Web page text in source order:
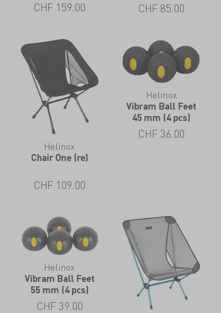
CHF 159.00 CHF 85.00
Helinox
Chair One (re)
CHF 109.00
Helinox
Vibram Ball Feet
45 mm (4 pcs)
CHF 36.00
Helinox
Vibram Ball Feet
55 mm (4 pcs)
CHF 39.00